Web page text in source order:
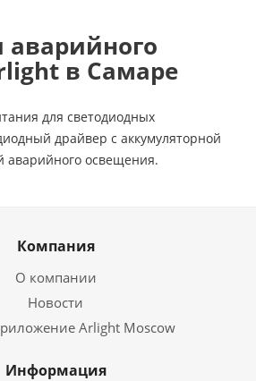
аварийного
в Самаре
для светодиодных
драйвер с аккумуляторной
аварийного освещения.
Компания
О компании
Новости
Arlight Moscow
Информация